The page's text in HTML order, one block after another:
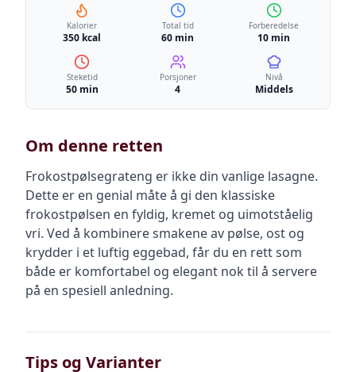
Kalorier
350 kcal
Total tid
60 min
Forberedelse
10 min
Steketid
50 min
Porsjoner
4
Nivå
Middels
Om denne retten
Frokostpølsegrateng er ikke din vanlige lasagne.
Dette er en genial måte å gi den klassiske
frokostpølsen en fyldig, kremet og uimotståelig
vri. Ved å kombinere smakene av pølse, ost og
krydder i et luftig eggebad, får du en rett som
både er komfortabel og elegant nok til å servere
på en spesiell anledning.
Tips og Varianter